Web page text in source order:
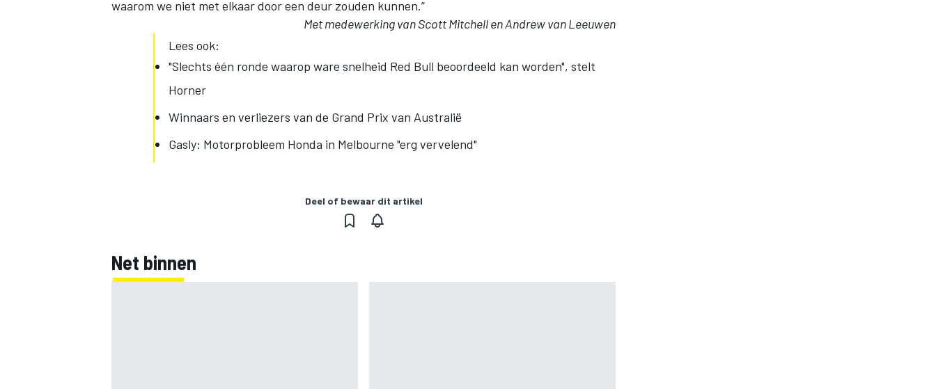
waarom we niet met elkaar door een deur zouden kunnen.”
Met medewerking van Scott Mitchell en Andrew van Leeuwen
Lees ook:
"Slechts één ronde waarop ware snelheid Red Bull beoordeeld kan worden", stelt
Horner
Winnaars en verliezers van de Grand Prix van Australië
Gasly: Motorprobleem Honda in Melbourne "erg vervelend"
Deel of bewaar dit artikel
Net binnen